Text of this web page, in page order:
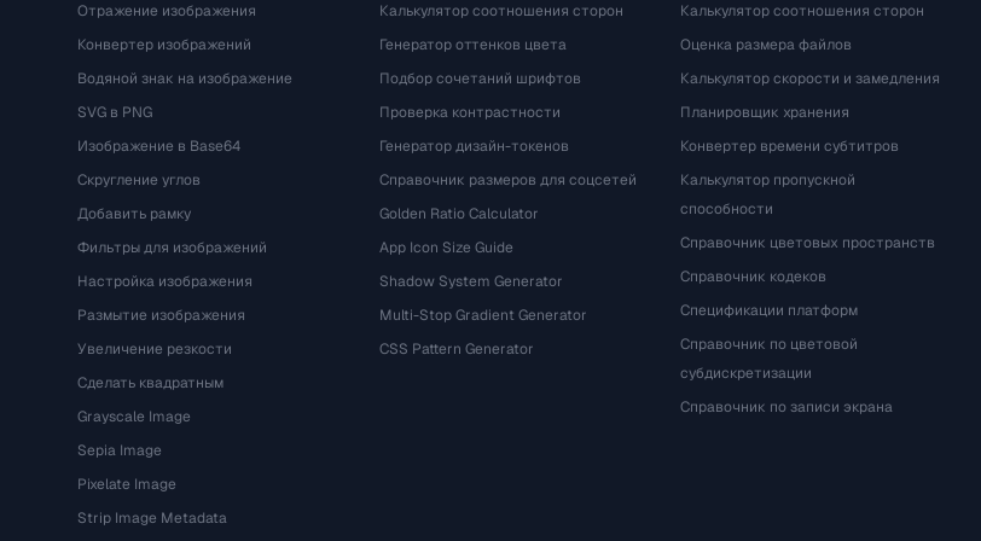
Отражение изображения
Конвертер изображений
Водяной знак на изображение
SVG в PNG
Изображение в Base64
Скругление углов
Добавить рамку
Фильтры для изображений
Настройка изображения
Размытие изображения
Увеличение резкости
Сделать квадратным
Grayscale Image
Sepia Image
Pixelate Image
Strip Image Metadata
Калькулятор соотношения сторон
Генератор оттенков цвета
Подбор сочетаний шрифтов
Проверка контрастности
Генератор дизайн-токенов
Справочник размеров для соцсетей
Golden Ratio Calculator
App Icon Size Guide
Shadow System Generator
Multi-Stop Gradient Generator
CSS Pattern Generator
Калькулятор соотношения сторон
Оценка размера файлов
Калькулятор скорости и замедления
Планировщик хранения
Конвертер времени субтитров
Калькулятор пропускной
способности
Справочник цветовых пространств
Справочник кодеков
Спецификации платформ
Справочник по цветовой
субдискретизации
Справочник по записи экрана